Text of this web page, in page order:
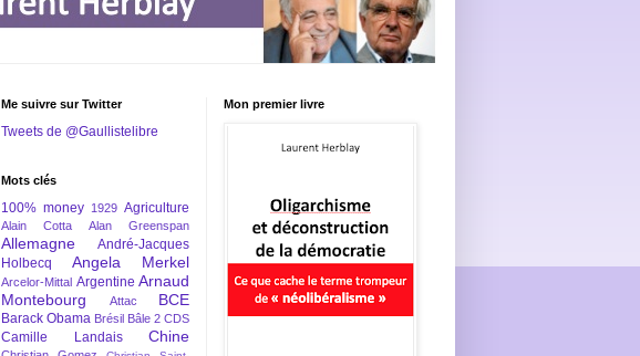
Me suivre sur Twitter
Tweets de @Gaullistelibre
Mots clés
100% money 1929 Agriculture
Alain Cotta Alan Greenspan
Allemagne
André-Jacques
Holbecq
Angela Merkel
Arcelor-Mittal Argentine Arnaud
Montebourg
Attac BCE
Barack Obama Brésil Bâle 2 CDS
Camille Landais Chine
Mon premier livre